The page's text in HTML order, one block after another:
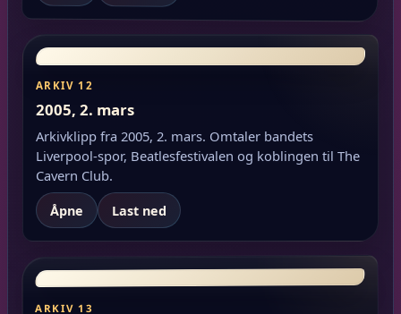
ARKIV 12
2005, 2. mars
Arkivklipp fra 2005, 2. mars. Omtaler bandets
Liverpool-spor, Beatlesfestivalen og koblingen til The
Cavern Club.
Åpne Last ned
ARKIV 13